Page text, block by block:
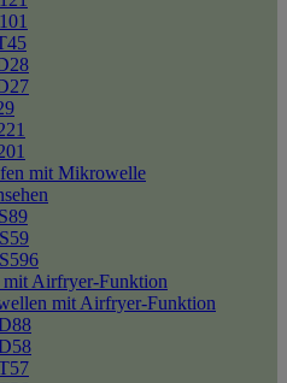
mit Mikrowelle
Airfryer-Funktion
mit Airfryer-Funktion